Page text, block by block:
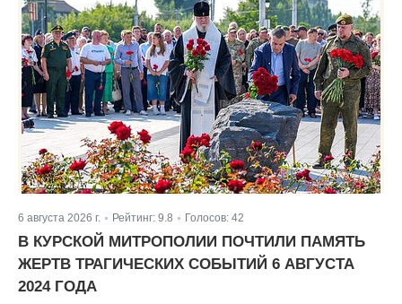
6 августа 2026 г. | Рейтинг: 9.8 Голосов: 42
В КУРСКОЙ МИТРОПОЛИИ ПОЧТИЛИ ПАМЯТЬ
ЖЕРТВ ТРАГИЧЕСКИХ СОБЫТИЙ 6 АВГУСТА
2024 ГОДА